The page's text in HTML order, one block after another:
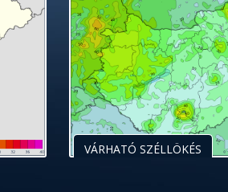
VÁRHATÓ SZÉLLÖKÉS